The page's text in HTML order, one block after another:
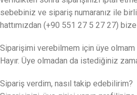
sebebiniz ve sipariş numaranız ile
hattımızdan (+90 551 27 5 27 27)
Siparişimi verebilmem için üye
Hayır. Üye olmadan da istediğiniz
Sipariş verdim, nasıl takip edebilirim?